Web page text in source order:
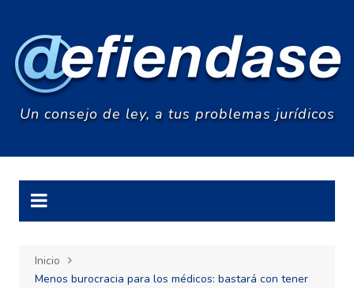
contenido
Un consejo de ley, a tus problemas jurídicos
Inicio
Menos burocracia para los médicos: bastará con tener